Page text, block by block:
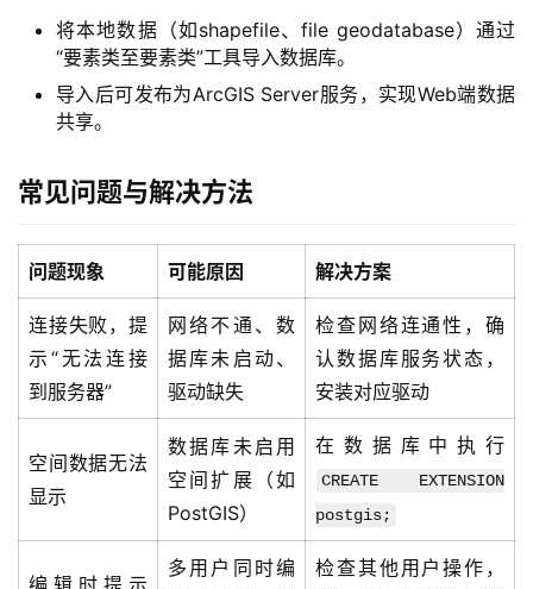
将本地数据（如shapefile、file geodatabase）通过
“要素类至要素类”工具导入数据库。
导入后可发布为ArcGIS Server服务，实现Web端数据
共享。
常见问题与解决方法
问题现象 可能原因 解决方案
连接失败，提
示“无法连接
到服务器”
网络不通、数
据库未启动、
驱动缺失
检查网络连通性，确
认数据库服务状态，
安装对应驱动
空间数据无法
显示
数据库未启用
空间扩展（如
PostGIS）
在数据库中执行
CREATE EXTENSION
postgis;
多用户同时编
检查其他用户操作，